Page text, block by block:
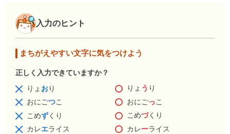
入力のヒント
まちがえやすい文字に気をつけよう
正しく入力できていますか？
りょ おり りょ う り
おにごつこ おにごっこ
こめずくり こめづくり
カレエライス カレーライス